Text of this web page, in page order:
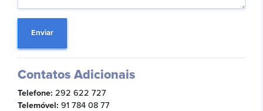
Enviar
Contatos Adicionais
Telefone: 292 622 727
Telemóvel: 91 784 08 77